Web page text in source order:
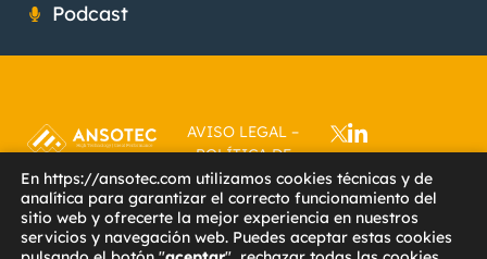
Podcast
AVISO LEGAL –
POLÍTICA DE
PRIVACIDAD–
POLÍTICA DE
COOKIES–
ACCESIBILIDAD–
En https://ansotec.com utilizamos cookies técnicas y de
analítica para garantizar el correcto funcionamiento del
sitio web y ofrecerte la mejor experiencia en nuestros
servicios y navegación web. Puedes aceptar estas cookies